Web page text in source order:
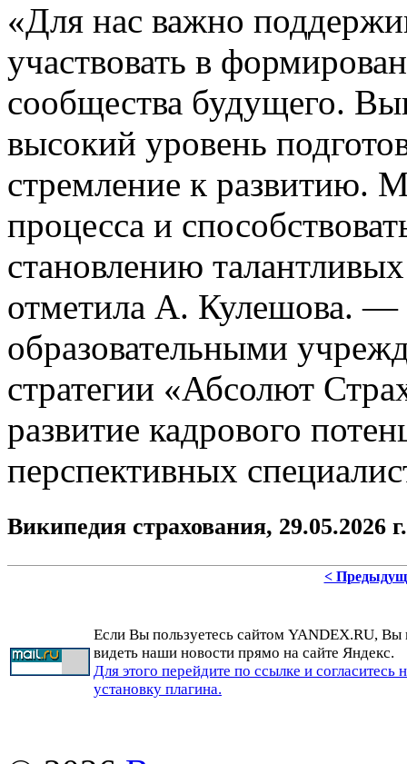
«Для нас важно
участвовать в
сообщества будущего.
высокий уровень
стремление к развитию.
процесса и
становлению
отметила А. Кулешова. —
образовательными
стратегии «Абсолют
развитие кадрового
перспективных
Википедия страхования, 29.05.2026 г.
<
Если Вы пользуетесь сайтом YANDEX.RU, Вы
видеть наши новости прямо на сайте Яндекс.
Для этого перейдите по ссылке и согласитесь
установку плагина.